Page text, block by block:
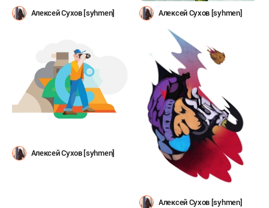
Алексей Сухов [syhmen] Алексей Сухов [syhmen]
Алексей Сухов [syhmen]
Алексей Сухов [syhmen]